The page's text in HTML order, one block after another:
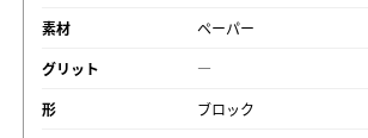
素材
ペーパー
グリット
―
形
ブロック